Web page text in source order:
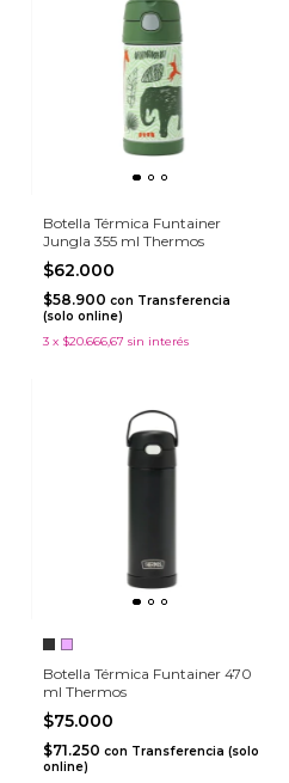
Botella Térmica Funtainer
Jungla 355 ml Thermos
$62.000
$58.900 con Transferencia
(solo online)
3 x $20.666,67 sin interés
Botella Térmica Funtainer 470
ml Thermos
$75.000
$71.250 con Transferencia (solo
online)